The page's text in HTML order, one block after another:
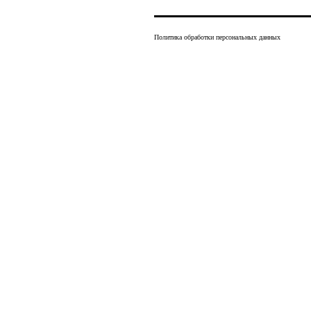
Политика обработки персональных данных